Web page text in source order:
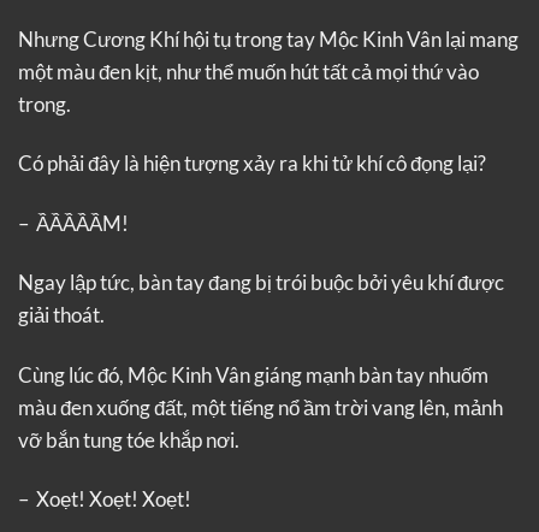
Nhưng Cương Khí hội tụ trong tay Mộc Kinh Vân lại mang
một màu đen kịt, như thể muốn hút tất cả mọi thứ vào
trong.
Có phải đây là hiện tượng xảy ra khi tử khí cô đọng lại?
– ẦẦẦẦẦM!
Ngay lập tức, bàn tay đang bị trói buộc bởi yêu khí được
giải thoát.
Cùng lúc đó, Mộc Kinh Vân giáng mạnh bàn tay nhuốm
màu đen xuống đất, một tiếng nổ ầm trời vang lên, mảnh
vỡ bắn tung tóe khắp nơi.
– Xoẹt! Xoẹt! Xoẹt!